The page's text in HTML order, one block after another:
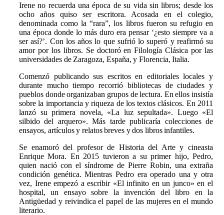
Irene no recuerda una época de su vida sin libros; desde los
ocho años quiso ser escritora. Acosada en el colegio,
denominada como la “rara”, los libros fueron su refugio en
una época donde lo más duro era pensar ‘¿esto siempre va a
ser así?’. Con los años lo que sufrió lo superó y reafirmó su
amor por los libros. Se doctoró en Filología Clásica por las
universidades de Zaragoza, España, y Florencia, Italia.
Comenzó publicando sus escritos en editoriales locales y
durante mucho tiempo recorrió bibliotecas de ciudades y
pueblos donde organizaban grupos de lectura. En ellos insistía
sobre la importancia y riqueza de los textos clásicos. En 2011
lanzó su primera novela, «La luz sepultada». Luego «El
silbido del arquero». Más tarde publicaría colecciones de
ensayos, artículos y relatos breves y dos libros infantiles.
Se enamoró del profesor de Historia del Arte y cineasta
Enrique Mora. En 2015 tuvieron a su primer hijo, Pedro,
quien nació con el síndrome de Pierre Robin, una extraña
condición genética. Mientras Pedro era operado una y otra
vez, Irene empezó a escribir «El infinito en un junco» en el
hospital, un ensayo sobre la invención del libro en la
Antigüedad y reivindica el papel de las mujeres en el mundo
literario.